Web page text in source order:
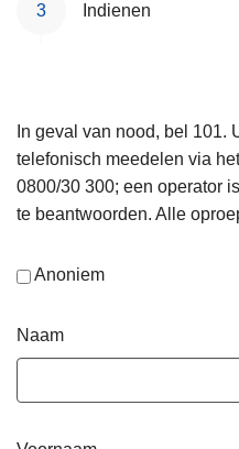
Indienen
In geval van nood, bel 101.
telefonisch meedelen via
0800/30 300; een operator
te beantwoorden. Alle
Anoniem
Naam